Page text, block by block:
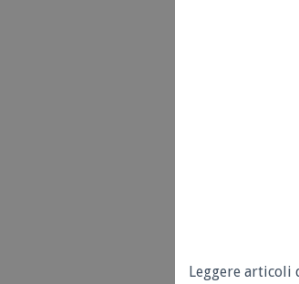
Leggere articoli